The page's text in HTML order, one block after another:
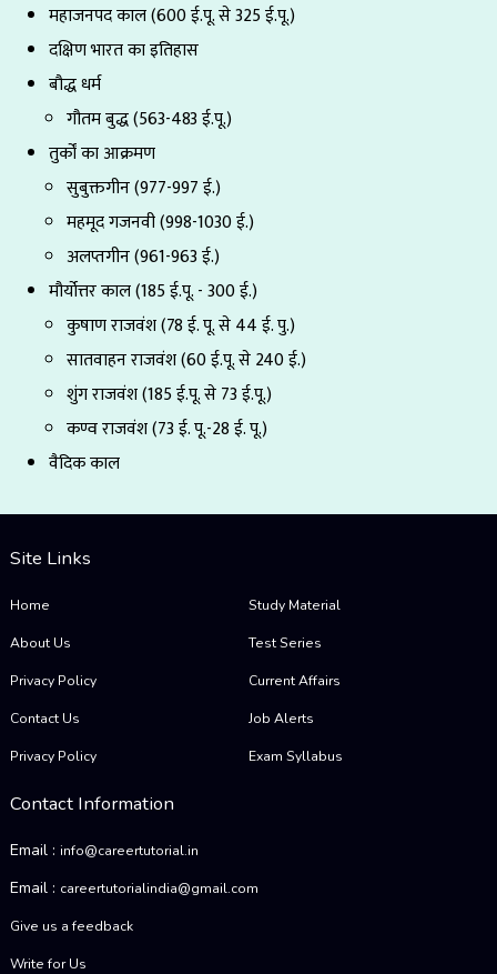
महाजनपद काल (600 ई.पू. से 325 ई.पू.)
दक्षिण भारत का इतिहास
बौद्ध धर्म
गौतम बुद्ध (563-483 ई.पू.)
तुर्कों का आक्रमण
सुबुक्तगीन (977-997 ई.)
महमूद गजनवी (998-1030 ई.)
अलप्तगीन (961-963 ई.)
मौर्योत्तर काल (185 ई.पू. - 300 ई.)
कुषाण राजवंश (78 ई. पू. से 44 ई. पु.)
सातवाहन राजवंश (60 ई.पू. से 240 ई.)
शुंग राजवंश (185 ई.पू. से 73 ई.पू.)
कण्व राजवंश (73 ई. पू.-28 ई. पू.)
वैदिक काल
Site Links
Home
About Us
Privacy Policy
Contact Us
Privacy Policy
Study Material
Test Series
Current Affairs
Job Alerts
Exam Syllabus
Contact Information
Email : info@careertutorial.in
Email : careertutorialindia@gmail.com
Give us a feedback
Write for Us